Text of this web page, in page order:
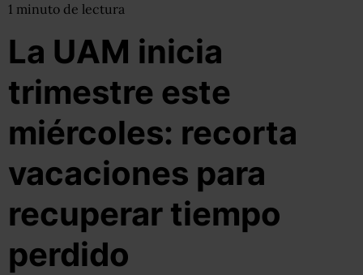
1 minuto de lectura
La UAM inicia
trimestre este
miércoles: recorta
vacaciones para
recuperar tiempo
perdido